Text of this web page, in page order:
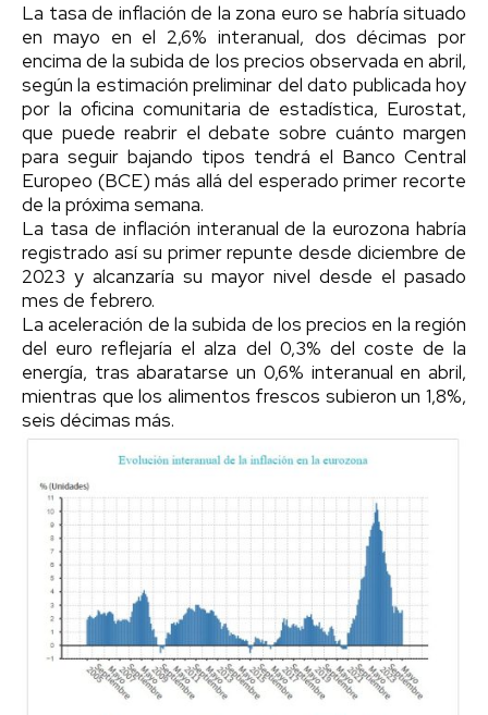
La tasa de inflación de la zona euro se habría situado
en mayo en el 2,6% interanual, dos décimas por
encima de la subida de los precios observada en abril,
según la estimación preliminar del dato publicada hoy
por la oficina comunitaria de estadística, Eurostat,
que puede reabrir el debate sobre cuánto margen
para seguir bajando tipos tendrá el Banco Central
Europeo (BCE) más allá del esperado primer recorte
de la próxima semana.
La tasa de inflación interanual de la eurozona habría
registrado así su primer repunte desde diciembre de
2023 y alcanzaría su mayor nivel desde el pasado
mes de febrero.
La aceleración de la subida de los precios en la región
del euro reflejaría el alza del 0,3% del coste de la
energía, tras abaratarse un 0,6% interanual en abril,
mientras que los alimentos frescos subieron un 1,8%,
seis décimas más.